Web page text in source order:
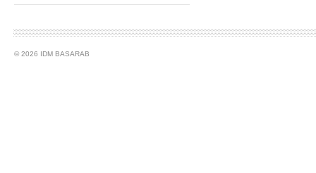
© 2026 IDM BASARAB